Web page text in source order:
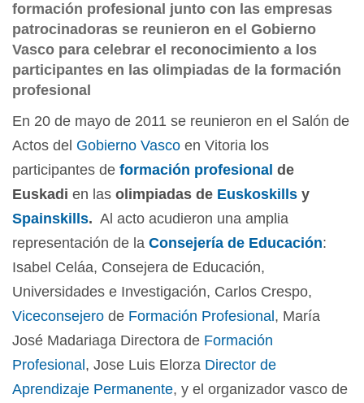
formación profesional junto con las empresas
patrocinadoras se reunieron en el Gobierno
Vasco para celebrar el reconocimiento a los
participantes en las olimpiadas de la formación
profesional
En 20 de mayo de 2011 se reunieron en el Salón de
Actos del Gobierno Vasco en Vitoria los
participantes de formación profesional de
Euskadi en las olimpiadas de Euskoskills y
Spainskills. Al acto acudieron una amplia
representación de la Consejería de Educación:
Isabel Celáa, Consejera de Educación,
Universidades e Investigación, Carlos Crespo,
Viceconsejero de Formación Profesional , María
José Madariaga Directora de Formación
Profesional , Jose Luis Elorza Director de
Aprendizaje Permanente, y el organizador vasco de